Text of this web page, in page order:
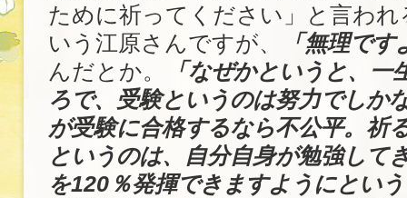
ために祈ってください」と言わ
いう江原さんですが、
「無理です
んだとか。
「なぜかというと、一
ろで、受験というのは努力でしか
が受験に合格するなら不公平。祈
というのは、自分自身が勉強して
を120％発揮できますようにとい